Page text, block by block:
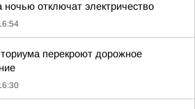
ночью отключат электричество
перекроют дорожное